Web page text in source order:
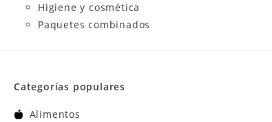
Higiene y cosmética
Paquetes combinados
Categorías populares
Alimentos